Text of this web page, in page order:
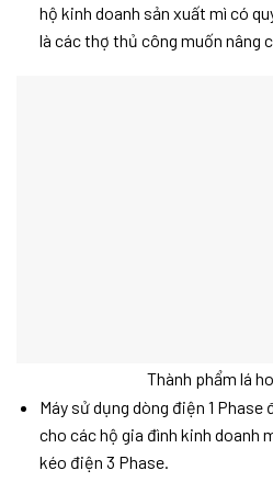
hộ kinh doanh sản xuất mì có
là các thợ thủ công muốn nâng
Thành phẩm lá
Máy sử dụng dòng điện 1 Phase
cho các hộ gia đình kinh doanh
kéo điện 3 Phase.